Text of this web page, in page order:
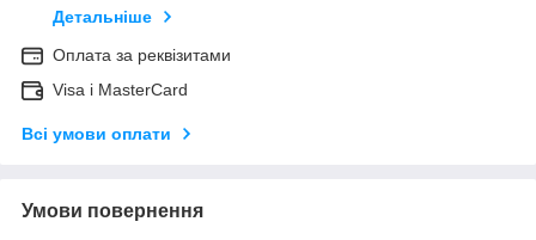
Детальніше
Оплата за реквізитами
Visa і MasterCard
Всі умови оплати
Умови повернення